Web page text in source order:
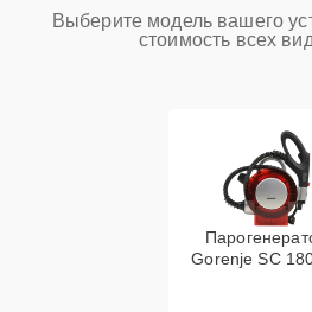
Выберите модель вашего
стоимость всех
Gorenje SC